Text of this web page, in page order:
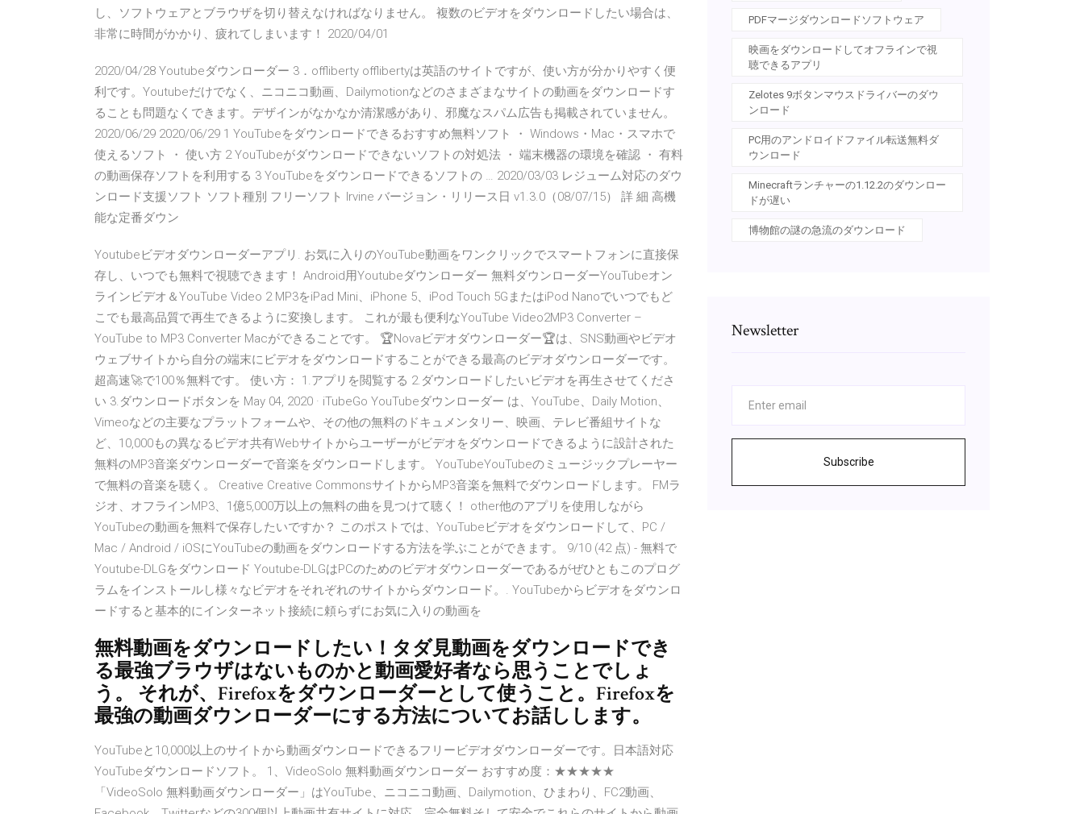
し、ソフトウェアとブラウザを切り替えなければなりません。 複数のビデオをダウンロードしたい場合は、
非常に時間がかかり、疲れてしまいます！ 2020/04/01
2020/04/28 Youtubeダウンローダー 3．offliberty offlibertyは英語のサイトですが、使い方が分かりやすく便
利です。Youtubeだけでなく、ニコニコ動画、Dailymotionなどのさまざまなサイトの動画をダウンロードす
ることも問題なくできます。デザインがなかなか清潔感があり、邪魔なスパム広告も掲載されていません。
2020/06/29 2020/06/29 1 YouTubeをダウンロードできるおすすめ無料ソフト ・ Windows・Mac・スマホで
使えるソフト ・ 使い方 2 YouTubeがダウンロードできないソフトの対処法 ・ 端末機器の環境を確認 ・ 有料
の動画保存ソフトを利用する 3 YouTubeをダウンロードできるソフトの … 2020/03/03 レジューム対応のダウ
ンロード支援ソフト ソフト種別 フリーソフト Irvine バージョン・リリース日 v1.3.0（08/07/15） 詳 細 高機
能な定番ダウン
Youtubeビデオダウンローダーアプリ. お気に入りのYouTube動画をワンクリックでスマートフォンに直接保
存し、いつでも無料で視聴できます！ Android用Youtubeダウンローダー 無料ダウンローダーYouTubeオン
ラインビデオ＆YouTube Video 2 MP3をiPad Mini、iPhone 5、iPod Touch 5GまたはiPod Nanoでいつでもど
こでも最高品質で再生できるように変換します。 これが最も便利なYouTube Video2MP3 Converter –
YouTube to MP3 Converter Macができることです。 🏆Novaビデオダウンローダー🏆は、SNS動画やビデオ
ウェブサイトから自分の端末にビデオをダウンロードすることができる最高のビデオダウンローダーです。
超高速🚀で100％無料です。 使い方： 1.アプリを閲覧する 2.ダウンロードしたいビデオを再生させてくださ
い 3.ダウンロードボタンを May 04, 2020 · iTubeGo YouTubeダウンローダー は、YouTube、Daily Motion、
Vimeoなどの主要なプラットフォームや、その他の無料のドキュメンタリー、映画、テレビ番組サイトな
ど、10,000もの異なるビデオ共有Webサイトからユーザーがビデオをダウンロードできるように設計された
無料のMP3音楽ダウンローダーで音楽をダウンロードします。 YouTube️YouTubeのミュージックプレーヤー
で無料の音楽を聴く。 Creative Creative CommonsサイトからMP3音楽を無料でダウンロードします。 FMラ
ジオ、オフラインMP3、1億5,000万以上の無料の曲を見つけて聴く！ other他のアプリを使用しながら
YouTubeの動画を無料で保存したいですか？ このポストでは、YouTubeビデオをダウンロードして、PC /
Mac / Android / iOSにYouTubeの動画をダウンロードする方法を学ぶことができます。 9/10 (42 点) - 無料で
Youtube-DLGをダウンロード Youtube-DLGはPCのためのビデオダウンローダーであるがぜひともこのプログ
ラムをインストールし様々なビデオをそれぞれのサイトからダウンロード。. YouTubeからビデオをダウンロ
ードすると基本的にインターネット接続に頼らずにお気に入りの動画を
無料動画をダウンロードしたい！タダ見動画をダウンロードでき
る最強ブラウザはないものかと動画愛好者なら思うことでしょ
う。 それが、Firefoxをダウンローダーとして使うこと。Firefoxを
最強の動画ダウンローダーにする方法についてお話しします。
YouTubeと10,000以上のサイトから動画ダウンロードできるフリービデオダウンローダーです。日本語対応
YouTubeダウンロードソフト。 1、VideoSolo 無料動画ダウンローダー おすすめ度：★★★★★
「VideoSolo 無料動画ダウンローダー」はYouTube、ニコニコ動画、Dailymotion、ひまわり、FC2動画、
PDFマージダウンロードソフトウェア
映画をダウンロードしてオフラインで視
聴できるアプリ
Zelotes 9ボタンマウスドライバーのダウ
ンロード
PC用のアンドロイドファイル転送無料ダ
ウンロード
Minecraftランチャーの1.12.2のダウンロー
ドが遅い
博物館の謎の急流のダウンロード
Newsletter
Subscribe